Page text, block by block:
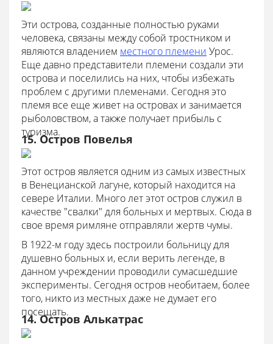
Эти острова, созданные полностью руками
человека, связаны между собой тростником и
являются владением местного племени Урос.
Еще давно представители племени создали эти
острова и поселились на них, чтобы избежать
проблем с другими племенами. Сегодня это
племя все еще живет на островах и занимается
рыболовством, а также получает прибыль с
туризма.
15. Остров Повелья
Этот остров является одним из самых известных
в Венецианской лагуне, который находится на
севере Италии. Много лет этот остров служил в
качестве "свалки" для больных и мертвых. Сюда в
свое время римляне отправляли жертв чумы.
В 1922-м году здесь построили больницу для
душевно больных и, если верить легенде, в
данном учреждении проводили сумасшедшие
эксперименты. Сегодня остров необитаем, более
того, никто из местных даже не думает его
посещать.
14. Остров Алькатрас